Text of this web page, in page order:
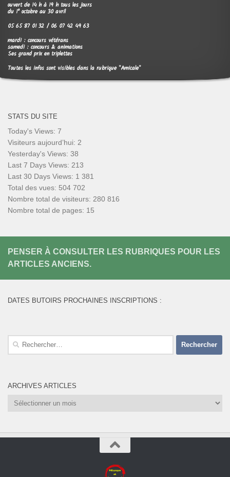
ouvert de 14 h à 19 h tous les jours
du 1° octobre au 30 avril
05 65 87 01 32 / 06 07 42 49 63
mardi : concours vétérans
samedi : concours & animations
Ses grand prix en triplettes
Toutes les infos sont visibles dans la rubrique "Amicale"
STATS DU SITE
Today's Views: 7
Visiteurs aujourd’hui: 2
Yesterday's Views: 38
Last 7 Days Views: 213
Last 30 Days Views: 1 381
Total des vues: 504 702
Nombre total de visiteurs: 280 816
Nombre total de pages: 15
PENSER À CONSULTER LES RUBRIQUES POUR LES
ARTICLES ANCIENS.
DATES BUTOIRS PROCHAINES INSCRIPTIONS :
Rechercher :
ARCHIVES ARTICLES
Archives